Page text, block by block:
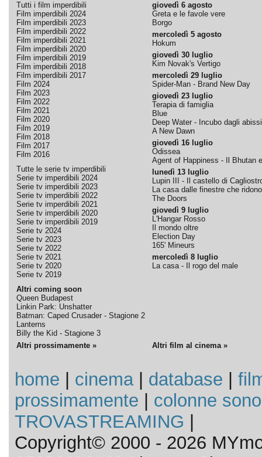
Tutti i film imperdibili
Film imperdibili 2024
Film imperdibili 2023
Film imperdibili 2022
Film imperdibili 2021
Film imperdibili 2020
Film imperdibili 2019
Film imperdibili 2018
Film imperdibili 2017
Film 2024
Film 2023
Film 2022
Film 2021
Film 2020
Film 2019
Film 2018
Film 2017
Film 2016
Tutte le serie tv imperdibili
Serie tv imperdibili 2024
Serie tv imperdibili 2023
Serie tv imperdibili 2022
Serie tv imperdibili 2021
Serie tv imperdibili 2020
Serie tv imperdibili 2019
Serie tv 2024
Serie tv 2023
Serie tv 2022
Serie tv 2021
Serie tv 2020
Serie tv 2019
Altri coming soon
Queen Budapest
Linkin Park: Unshatter
Batman: Caped Crusader - Stagione 2
Lanterns
Billy the Kid - Stagione 3
giovedì 6 agosto
Greta e le favole vere
Borgo
mercoledì 5 agosto
Hokum
giovedì 30 luglio
Kim Novak's Vertigo
mercoledì 29 luglio
Spider-Man - Brand New Day
giovedì 23 luglio
Terapia di famiglia
Blue
Deep Water - Incubo dagli abissi
A New Dawn
giovedì 16 luglio
Odissea
Agent of Happiness - Il Bhutan
lunedì 13 luglio
Lupin III - Il castello di
La casa dalle finestre che ridono
The Doors
giovedì 9 luglio
L'Hangar Rosso
Il mondo oltre
Election Day
165' Mineurs
mercoledì 8 luglio
La casa - Il rogo del male
Altri prossimamente » Altri film al cinema »
home cinema| database
prossimamente
colonne
TROVASTREAMING
Copyright© 2000 - 2026